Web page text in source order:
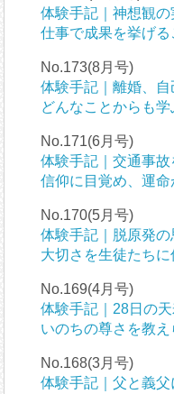
体験手記｜神想観の
仕事で成果を挙げる
No.173(8月号)
体験手記｜離婚、
どんなことからも
No.171(6月号)
体験手記｜交通事
信仰に目覚め、運命
No.170(5月号)
体験手記｜脱原発
大切さを生徒たちに
No.169(4月号)
体験手記｜28日の
いのちの尊さを教え
No.168(3月号)
体験手記｜父と義父